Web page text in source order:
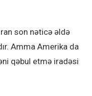
son nəticə əldə
Amma Amerika da
qəbul etmə iradəsi